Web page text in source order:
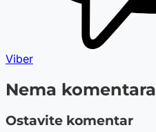
Viber
Nema komentara
Ostavite komentar